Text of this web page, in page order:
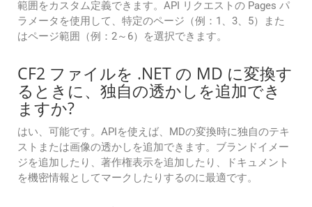
範囲をカスタム定義できます。API リクエストの Pages パ
ラメータを使用して、特定のページ（例：1、3、5）また
はページ範囲（例：2～6）を選択できます。
CF2 ファイルを .NET の MD に変換す
るときに、独自の透かしを追加でき
ますか?
はい、可能です。APIを使えば、MDの変換時に独自のテキ
ストまたは画像の透かしを追加できます。ブランドイメー
ジを追加したり、著作権表示を追加したり、ドキュメント
を機密情報としてマークしたりするのに最適です。